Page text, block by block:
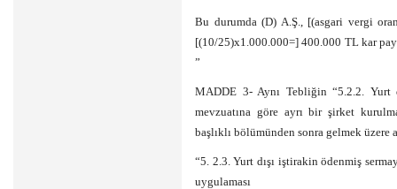
Bu durumda (D) A.Ş., [(asgari vergi
[(10/25)x1.000.000=] 400.000 TL kar
”
MADDE 3- Aynı Tebliğin “5.2.2.
mevzuatına göre ayrı bir şirket
başlıklı bölümünden sonra gelmek üzere
“5. 2.3. Yurt dışı iştirakin ödenmiş
uygulaması